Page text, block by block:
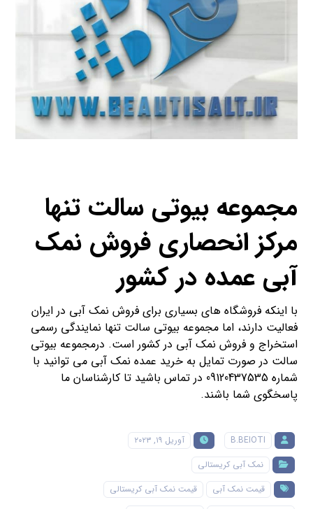
مجموعه بیوتی سالت تنها
مرکز انحصاری فروش نمک
آبی عمده در کشور
با اینکه فروشگاه های بسیاری برای فروش نمک آبی در ایران
فعالیت دارند، اما مجموعه بیوتی سالت تنها نمایندگی رسمی
استخراج و فروش نمک آبی در کشور است. درمجموعه بیوتی
سالت در صورت تمایل به خرید عمده نمک آبی می توانید با
شماره 09120437535
در تماس باشید تا کارشناسان ما
پاسخگوی شما باشند.
B.BEIOTI
آوریل ۱۹, ۲۰۲۳
نمک آبی کریستالی
قیمت نمک آبی
قیمت نمک آبی کریستالی